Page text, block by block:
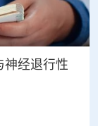
神经退行性